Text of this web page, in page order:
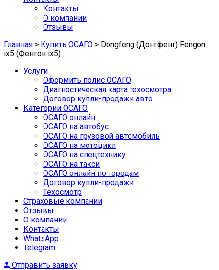
Контакты
О компании
Отзывы
Главная > Купить ОСАГО > Dongfeng (Донгфенг) Fengon
ix5 (Фенгон ix5)
Услуги
Оформить полис ОСАГО
Диагностическая карта техосмотра
Договор купли-продажи авто
Категории ОСАГО
ОСАГО онлайн
ОСАГО на автобус
ОСАГО на грузовой автомобиль
ОСАГО на мотоцикл
ОСАГО на спецтехнику
ОСАГО на такси
ОСАГО онлайн по городам
Договор купли-продажи
Техосмотр
Страховые компании
Отзывы
О компании
Контакты
WhatsApp
Telegram
Отправить заявку